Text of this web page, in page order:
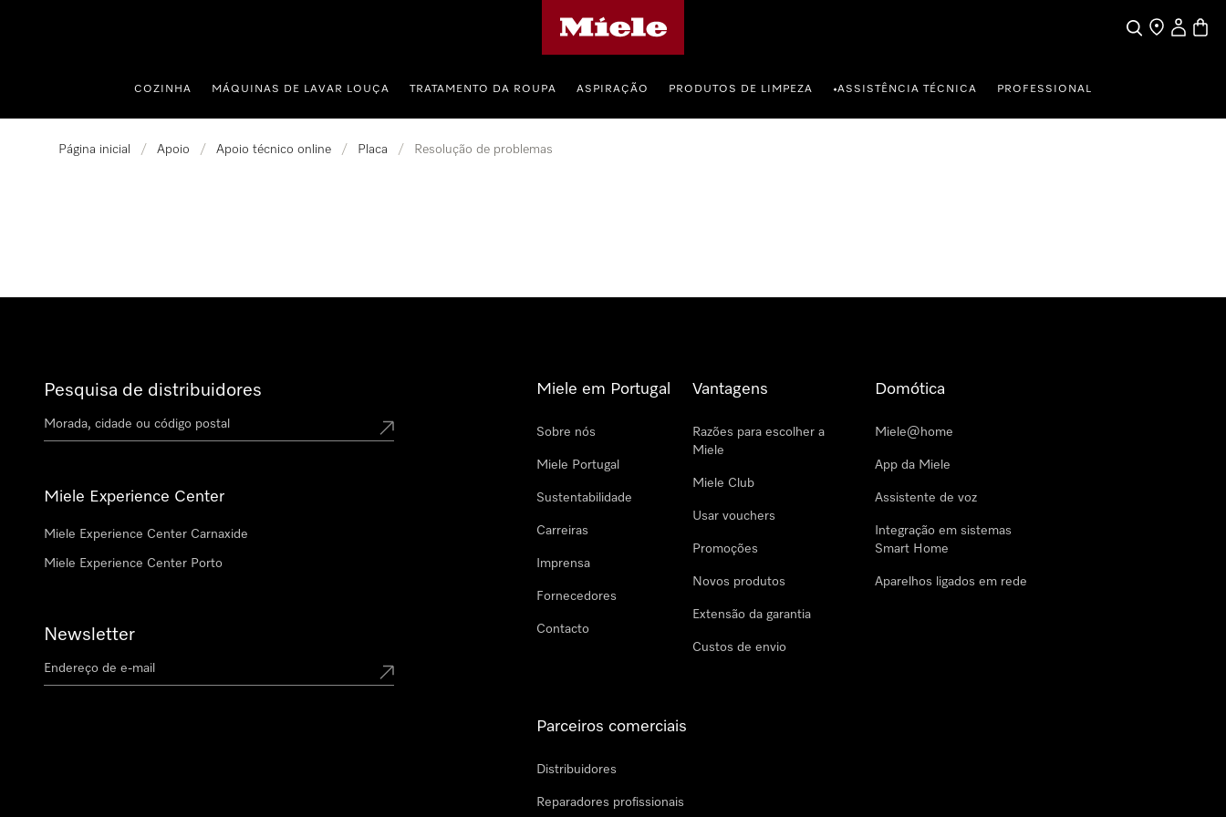
PesquisaEncontrar loja
A minha
COZINHA MÁQUINAS DE LAVAR LOUÇA TRATAMENTO DA ROUPA ASPIRAÇÃO PRODUTOS DE LIMPEZA •ASSISTÊNCIA TÉCNICA PROFESSIONAL
Página inicial / Apoio / Apoio técnico online / Placa / Resolução de problemas
Pesquisa de distribuidores
Miele Experience Center
Miele Experience Center Carnaxide
Miele Experience Center Porto
Newsletter
Miele em Portugal
Sobre nós
Miele Portugal
Sustentabilidade
Carreiras
Imprensa
Fornecedores
Contacto
Vantagens
Razões para escolher a
Miele
Miele Club
Usar vouchers
Promoções
Novos produtos
Extensão da garantia
Custos de envio
Domótica
Miele@home
App da Miele
Assistente de voz
Integração em sistemas
Smart Home
Aparelhos ligados em rede
Parceiros comerciais
Distribuidores
Reparadores profissionais